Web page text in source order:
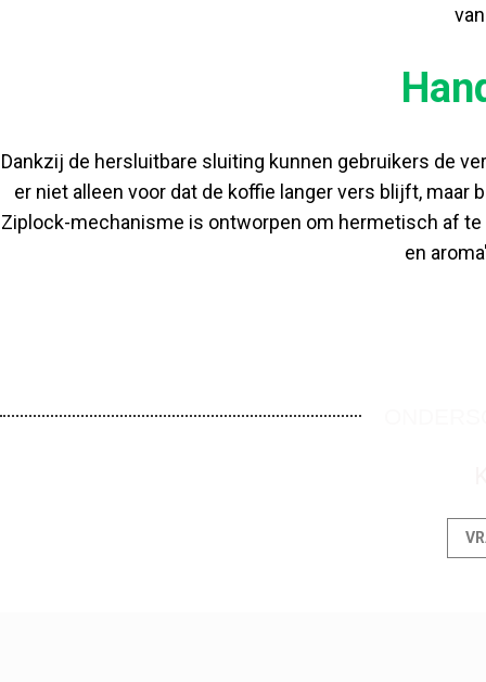
Dankzij de hersluitbare sluiting kunnen gebruikers de
er niet alleen voor dat de koffie langer vers blijft,
Ziplock-mechanisme is ontworpen om hermetisch af
en